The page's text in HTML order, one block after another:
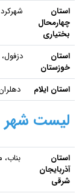
استان
چهارمحال
بختیاری
شهرکرد
استان
خوزستان
استان ایلام
لیست شهر
استان
آذربایجان
شرقی
بناب،